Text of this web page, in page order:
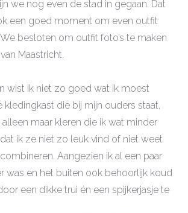
we nog even de stad in gegaan. Dat
een goed moment om even outfit
besloten om outfit foto’s te maken
Maastricht.
wist ik niet zo goed wat ik moest
kledingkast die bij mijn ouders staat,
maar kleren die ik wat minder
ik ze niet zo leuk vind of niet weet
Aangezien ik al een paar
was en het buiten ook behoorlijk koud
een dikke trui én een spijkerjasje te